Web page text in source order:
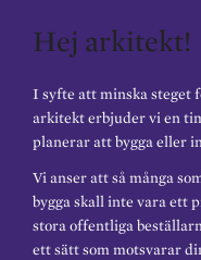
Hej arkitekt!
I syfte att minska steget
arkitekt erbjuder vi en
planerar att bygga eller
Vi anser att så många
bygga skall inte vara ett
stora offentliga
ett sätt som motsvarar